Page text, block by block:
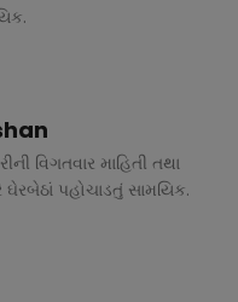
વિગતવાર માહિતી તથા
પહોચાડતું સામયિક.